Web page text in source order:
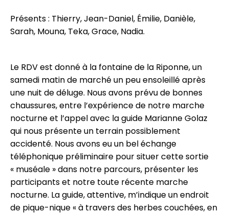
Présents : Thierry, Jean-Daniel, Émilie, Danièle,
Sarah, Mouna, Teka, Grace, Nadia.
Le RDV est donné à la fontaine de la Riponne, un
samedi matin de marché un peu ensoleillé après
une nuit de déluge. Nous avons prévu de bonnes
chaussures, entre l’expérience de notre marche
nocturne et l’appel avec la guide Marianne Golaz
qui nous présente un terrain possiblement
accidenté. Nous avons eu un bel échange
téléphonique préliminaire pour situer cette sortie
« muséale » dans notre parcours, présenter les
participants et notre toute récente marche
nocturne. La guide, attentive, m’indique un endroit
de pique-nique « à travers des herbes couchées, en